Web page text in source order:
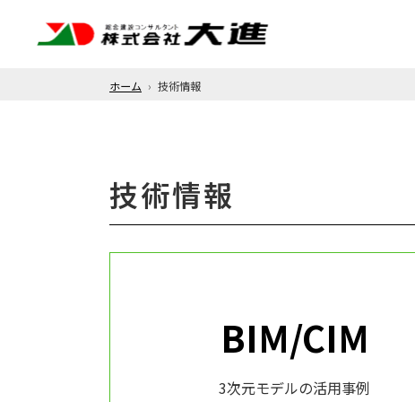
ホーム 技術情報
技術情報
BIM/CIM
3次元モデルの活用事例